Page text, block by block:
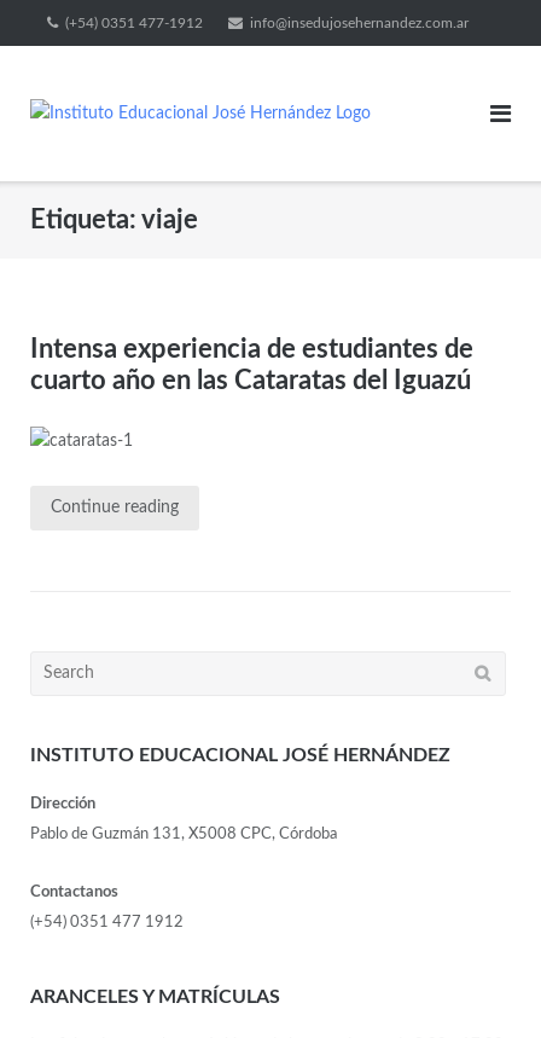
(+54) 0351 477-1912 info@insedujosehernandez.com.ar
Etiqueta: viaje
Intensa experiencia de estudiantes de
cuarto año en las Cataratas del Iguazú
Continue reading
INSTITUTO EDUCACIONAL JOSÉ HERNÁNDEZ
Dirección
Pablo de Guzmán 131, X5008 CPC, Córdoba
Contactanos
(+54) 0351 477 1912
ARANCELES Y MATRÍCULAS